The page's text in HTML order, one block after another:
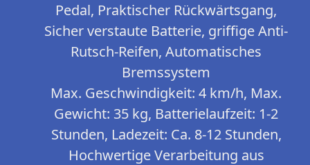
Pedal, Praktischer Rückwärtsgang,
Sicher verstaute Batterie, griffige Anti-
Rutsch-Reifen, Automatisches
Bremssystem
Max. Geschwindigkeit: 4 km/h, Max.
Gewicht: 35 kg, Batterielaufzeit: 1-2
Stunden, Ladezeit: Ca. 8-12 Stunden,
Hochwertige Verarbeitung aus